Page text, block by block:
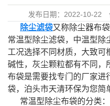
发布日期： 2022-10-22
除尘滤袋又称除尘器布
常温型除尘滤袋，中温型除
工况选择不同材质，大致可
碱性，灰尘颗粒都有不同，
布袋是需要找专门的厂家进
袋，泊头市天清环保为您简
常温型除尘布袋的分类：